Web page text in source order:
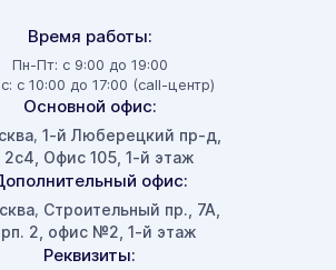
Время работы:
Пн-Пт: с 9:00 до 19:00
с 10:00 до 17:00 (call-центр)
Основной офис:
, 1-й Люберецкий пр-д,
2с4, Офис 105, 1-й этаж
офис:
, Строительный пр., 7А,
2, офис №2, 1-й этаж
Реквизиты: